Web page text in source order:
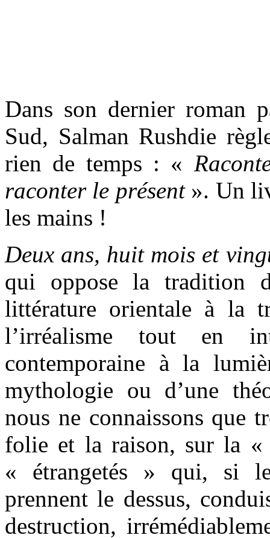
Dans son dernier roman
Sud, Salman Rushdie
rien de temps : «
raconter le présent». Un
les mains !
Deux ans, huit mois et
qui oppose la tradition
littérature orientale à la
l’irréalisme tout en
contemporaine à la
mythologie ou d’une
nous ne connaissons que
folie et la raison, sur la
« étrangetés » qui, si
prennent le dessus,
destruction,